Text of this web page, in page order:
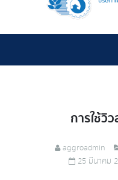
การใช้วิ
aggroadmin
25 มีนาคม